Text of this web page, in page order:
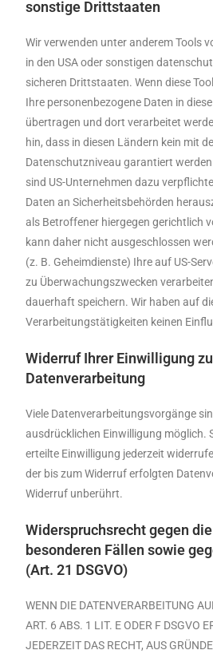
sonstige Drittstaaten
Wir verwenden unter anderem Tools
in den USA oder sonstigen
sicheren Drittstaaten. Wenn diese
Ihre personenbezogene Daten in
übertragen und dort verarbeitet
hin, dass in diesen Ländern kein mit
Datenschutzniveau garantiert
sind US-Unternehmen dazu
Daten an Sicherheitsbehörden
als Betroffener hiergegen gerichtlich
kann daher nicht ausgeschlossen
(z. B. Geheimdienste) Ihre auf US-
zu Überwachungszwecken
dauerhaft speichern. Wir haben auf
Verarbeitungstätigkeiten keinen
Widerruf Ihrer Einwilligung
Datenverarbeitung
Viele Datenverarbeitungsvorgänge
ausdrücklichen Einwilligung möglich.
erteilte Einwilligung jederzeit
der bis zum Widerruf erfolgten
Widerruf unberührt.
Widerspruchsrecht gegen
besonderen Fällen sowie
(Art. 21 DSGVO)
WENN DIE DATENVERARBEITUNG
ART. 6 ABS. 1 LIT. E ODER F DSGVO
JEDERZEIT DAS RECHT, AUS